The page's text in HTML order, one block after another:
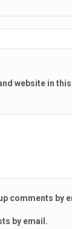
website in
comments by
by email.